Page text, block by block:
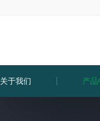
关于我们 产品